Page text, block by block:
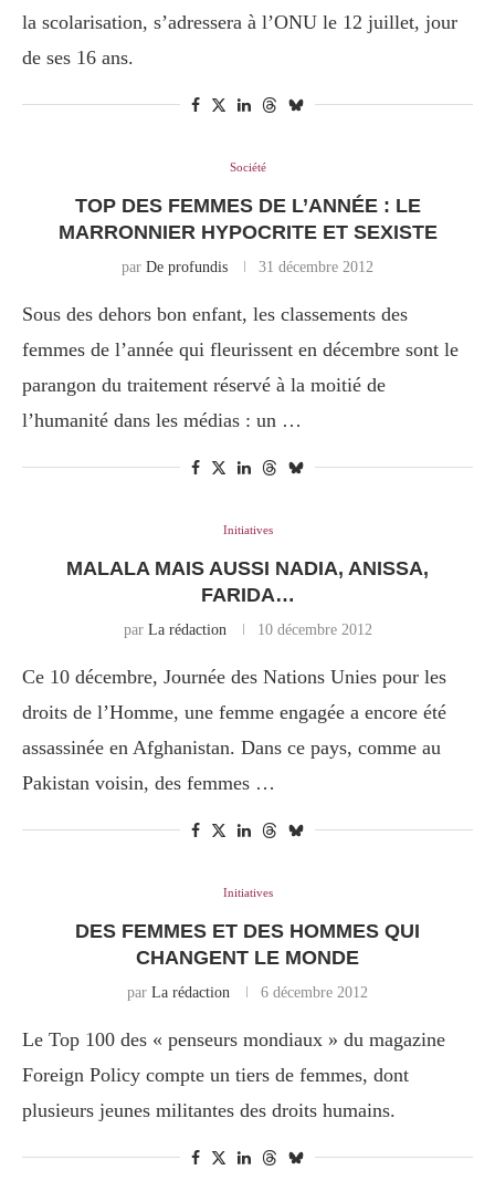
la scolarisation, s’adressera à l’ONU le 12 juillet, jour
de ses 16 ans.
Société
TOP DES FEMMES DE L’ANNÉE : LE
MARRONNIER HYPOCRITE ET SEXISTE
par De profundis 31 décembre 2012
Sous des dehors bon enfant, les classements des
femmes de l’année qui fleurissent en décembre sont le
parangon du traitement réservé à la moitié de
l’humanité dans les médias : un …
Initiatives
MALALA MAIS AUSSI NADIA, ANISSA,
FARIDA…
par La rédaction 10 décembre 2012
Ce 10 décembre, Journée des Nations Unies pour les
droits de l’Homme, une femme engagée a encore été
assassinée en Afghanistan. Dans ce pays, comme au
Pakistan voisin, des femmes …
Initiatives
DES FEMMES ET DES HOMMES QUI
CHANGENT LE MONDE
par La rédaction 6 décembre 2012
Le Top 100 des « penseurs mondiaux » du magazine
Foreign Policy compte un tiers de femmes, dont
plusieurs jeunes militantes des droits humains.